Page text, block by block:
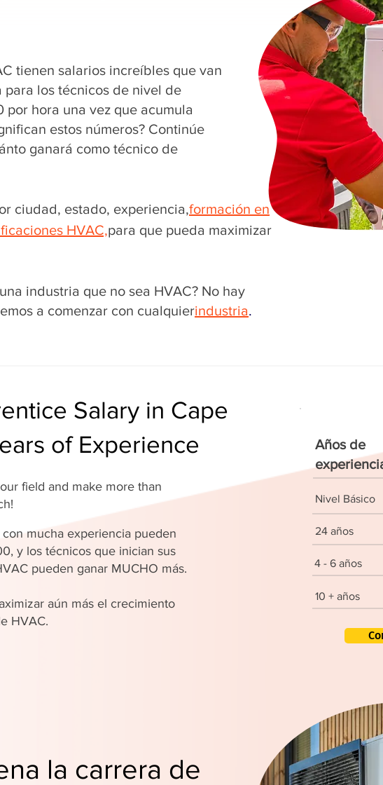
tienen salarios increíbles que van
los técnicos de nivel de
hora una vez que acumula
estos números? Continúe
ganará como técnico de
ciudad, estado, experiencia,formación en
HVAC,para que pueda maximizar
industria que no sea HVAC? No hay
a comenzar con cualquierindustria.
Salary in Cape
of Experience
field and make more than
mucha experiencia pueden
y los técnicos que inician sus
pueden ganar MUCHO más.
aún más el crecimiento
HVAC.
Años de
Nivel Básico
24 años
4 - 6 años
10 + años
la carrera de